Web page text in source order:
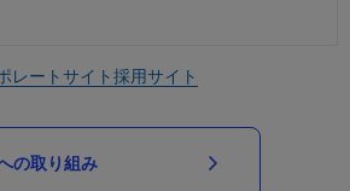
レートサイト採用サイト
の取り組み